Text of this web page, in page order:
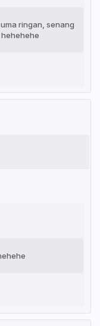
ringan, senang